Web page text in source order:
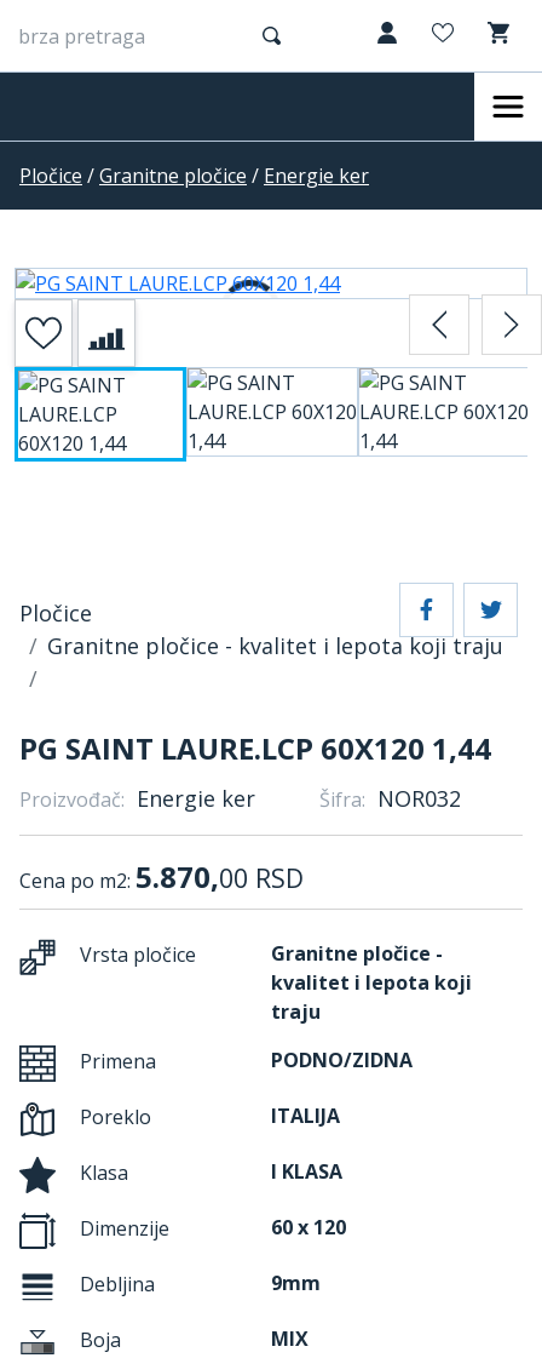
Pločice /Granitne pločice / Energie ker
Pločice
Granitne pločice - kvalitet i lepota koji traju
PG SAINT LAURE.LCP 60X120 1,44
Proizvođač: Energie ker Šifra: NOR032
Cena po m2: 5.870,00 RSD
Vrsta pločice
Granitne pločice -
kvalitet i lepota koji
traju
Primena
PODNO/ZIDNA
Poreklo ITALIJA
Klasa I KLASA
Dimenzije 60 x 120
Debljina 9mm
Boja MIX